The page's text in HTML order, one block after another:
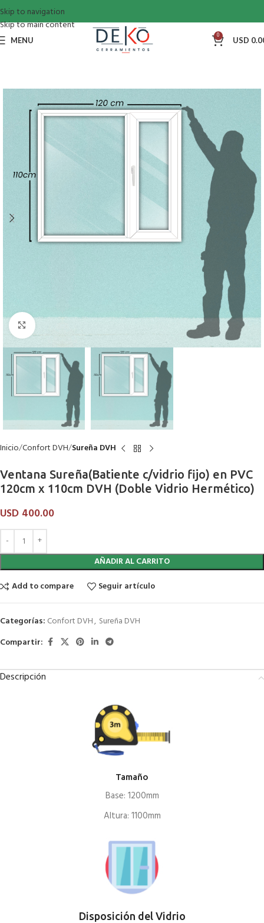
Skip to navigation
Skip to main content
MENU 0 USD
Click to enlarge
Inicio Confort DVH Sureña DVH
Ventana Sureña(Batiente c/vidrio fijo) en PVC
120cm x 110cm DVH (Doble Vidrio Hermético)
USD 400.00
AÑADIR AL CARRITO
Add to compare
Seguir artículo
Categorías: Confort DVH, Sureña DVH
Compartir:
Descripción
Tamaño
Base: 1200mm
Altura: 1100mm
Disposición del Vidrio